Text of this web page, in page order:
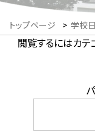
トップページ > 学校
閲覧するにはカテ